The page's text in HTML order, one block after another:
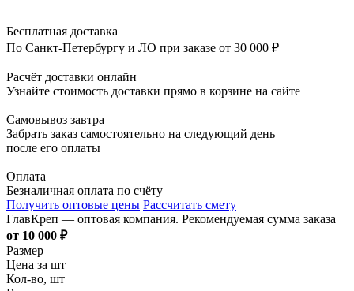
Бесплатная доставка
По Санкт-Петербургу и ЛО при заказе от 30 000 ₽
Расчёт доставки онлайн
Узнайте стоимость доставки прямо в корзине на сайте
Самовывоз завтра
Забрать заказ самостоятельно на следующий день
после его оплаты
Оплата
Безналичная оплата по счёту
Получить оптовые цены Рассчитать смету
ГлавКреп — оптовая компания. Рекомендуемая сумма заказа
от 10 000 ₽
Размер
Цена за шт
Кол-во, шт